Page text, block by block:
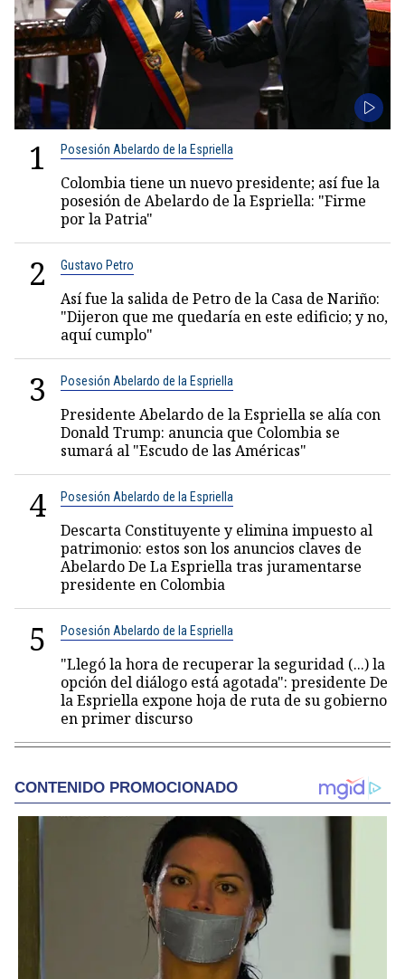
1 Posesión Abelardo de la Espriella
Colombia tiene un nuevo presidente; así fue la
posesión de Abelardo de la Espriella: "Firme
por la Patria"
2 Gustavo Petro
Así fue la salida de Petro de la Casa de Nariño:
"Dijeron que me quedaría en este edificio; y no,
aquí cumplo"
3 Posesión Abelardo de la Espriella
Presidente Abelardo de la Espriella se alía con
Donald Trump: anuncia que Colombia se
sumará al "Escudo de las Américas"
4 Posesión Abelardo de la Espriella
Descarta Constituyente y elimina impuesto al
patrimonio: estos son los anuncios claves de
Abelardo De La Espriella tras juramentarse
presidente en Colombia
5 Posesión Abelardo de la Espriella
"Llegó la hora de recuperar la seguridad (...) la
opción del diálogo está agotada": presidente De
la Espriella expone hoja de ruta de su gobierno
en primer discurso